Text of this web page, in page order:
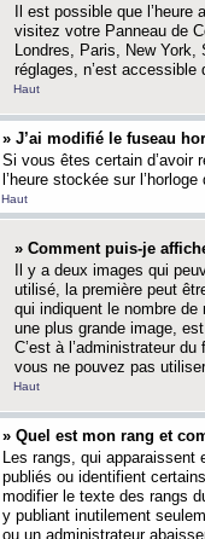
Il est possible que
visitez votre Panneau de
Londres, Paris, New
réglages, n’est accessible
Haut
» J’ai modifié le fuseau
Si vous êtes certain d’avoir
l’heure stockée sur
Haut
» Comment puis-je
Il y a deux images qui
utilisé, la première peut
qui indiquent le nombre
une plus grande image,
C’est à l’administrateur
vous ne pouvez pas
Haut
» Quel est mon rang et
Les rangs, qui apparaissent
publiés ou identifient
modifier le texte des rangs
y publiant inutilement
ou un administrateur